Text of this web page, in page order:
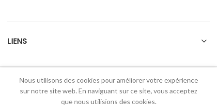
LIENS
2026 Holy Dharma Amulets
Nous utilisons des cookies pour améliorer votre expérience
sur notre site web. En naviguant sur ce site, vous acceptez
que nous utilisions des cookies.